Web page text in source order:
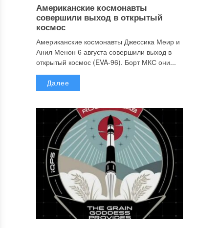
Американские космонавты
совершили выход в открытый
космос
Американские космонавты Джессика Меир и
Анил Менон 6 августа совершили выход в
открытый космос (EVA-96). Борт МКС они...
Далее